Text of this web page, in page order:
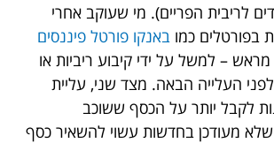
לריבית הפריים). מי שעוקב אחרי
בפורטלים כמו באנקו פורטל פיננסים
מראש – למשל על ידי קיבוע ריביות או
העלייה הבאה. מצד שני, עליית
לקבל יותר על הכסף ששוכב
שלא מעודכן בחדשות עשוי להשאיר כסף